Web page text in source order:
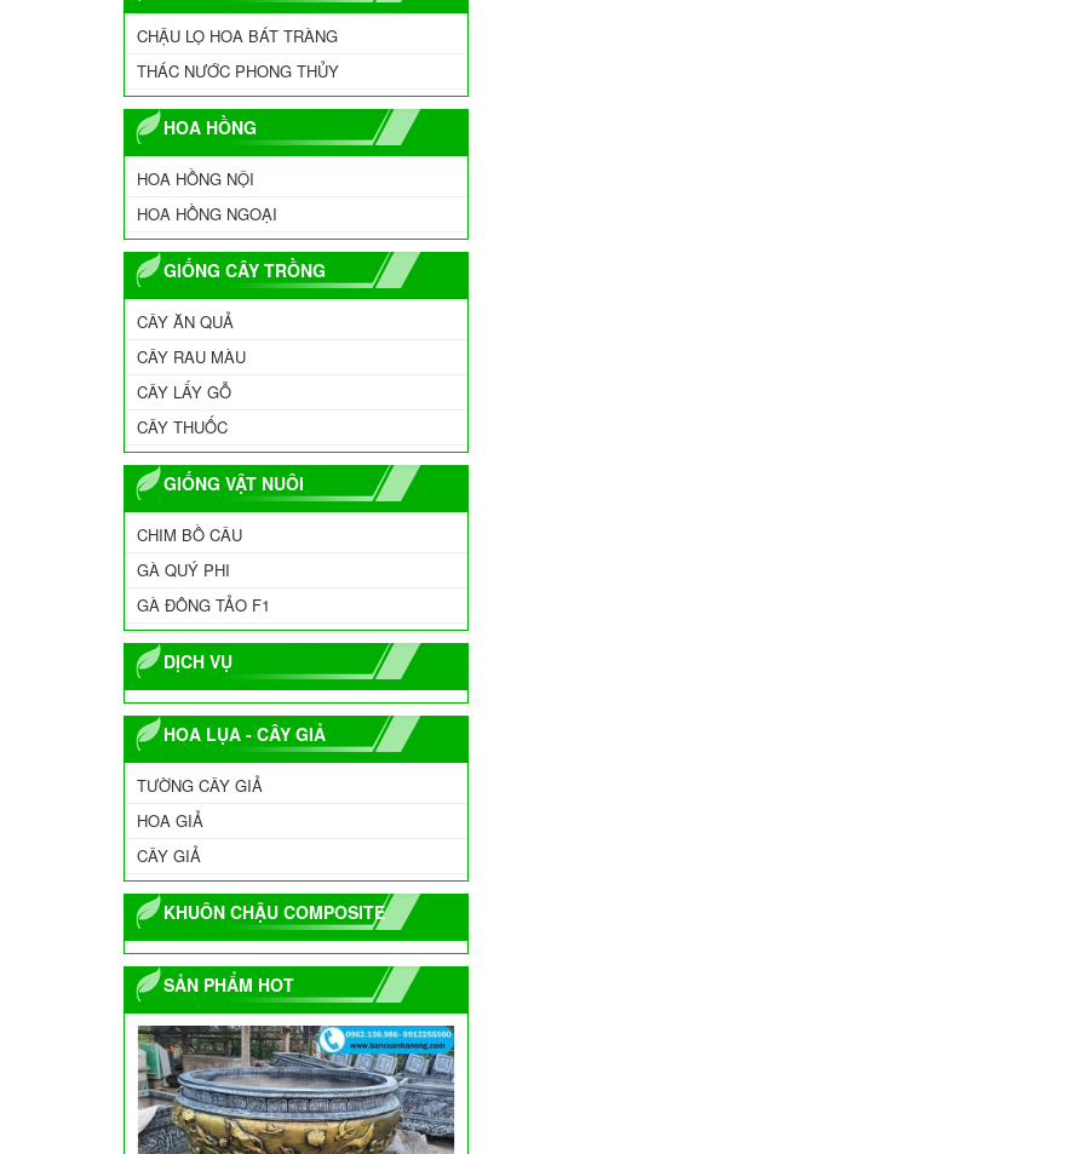
CHẬU LỌ HOA BÁT TRÀNG
THÁC NƯỚC PHONG THỦY
HOA HỒNG
HOA HỒNG NỘI
HOA HỒNG NGOẠI
GIỐNG CÂY TRỒNG
CÂY ĂN QUẢ
CÂY RAU MÀU
CÂY LẤY GỖ
CÂY THUỐC
GIỐNG VẬT NUÔI
CHIM BỒ CÂU
GÀ QUÝ PHI
GÀ ĐÔNG TẢO F1
DỊCH VỤ
HOA LỤA - CÂY GIẢ
TƯỜNG CÂY GIẢ
HOA GIẢ
CÂY GIẢ
KHUÔN CHẬU COMPOSITE
SẢN PHẨM HOT